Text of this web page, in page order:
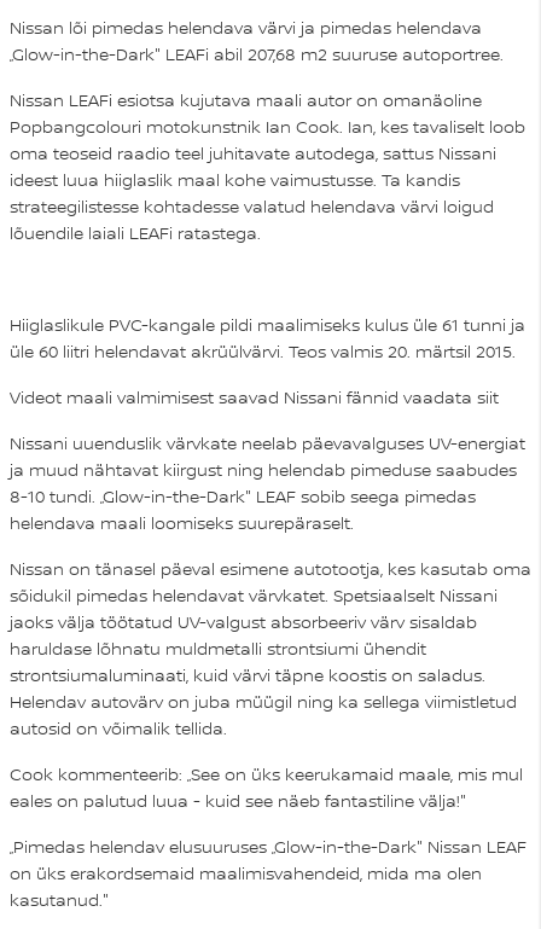
Nissan lõi pimedas helendava värvi ja pimedas helendava
„Glow-in-the-Dark" LEAFi abil 207,68 m2 suuruse autoportree.
Nissan LEAFi esiotsa kujutava maali autor on omanäoline
Popbangcolouri motokunstnik Ian Cook. Ian, kes tavaliselt loob
oma teoseid raadio teel juhitavate autodega, sattus Nissani
ideest luua hiiglaslik maal kohe vaimustusse. Ta kandis
strateegilistesse kohtadesse valatud helendava värvi loigud
lõuendile laiali LEAFi ratastega.
Hiiglaslikule PVC-kangale pildi maalimiseks kulus üle 61 tunni ja
üle 60 liitri helendavat akrüülvärvi. Teos valmis 20. märtsil 2015.
Videot maali valmimisest saavad Nissani fännid vaadata siit
Nissani uuenduslik värvkate neelab päevavalguses UV-energiat
ja muud nähtavat kiirgust ning helendab pimeduse saabudes
8-10 tundi. „Glow-in-the-Dark" LEAF sobib seega pimedas
helendava maali loomiseks suurepäraselt.
Nissan on tänasel päeval esimene autotootja, kes kasutab oma
sõidukil pimedas helendavat värvkatet. Spetsiaalselt Nissani
jaoks välja töötatud UV-valgust absorbeeriv värv sisaldab
haruldase lõhnatu muldmetalli strontsiumi ühendit
strontsiumaluminaati, kuid värvi täpne koostis on saladus.
Helendav autovärv on juba müügil ning ka sellega viimistletud
autosid on võimalik tellida.
Cook kommenteerib: „See on üks keerukamaid maale, mis mul
eales on palutud luua - kuid see näeb fantastiline välja!"
„Pimedas helendav elusuuruses „Glow-in-the-Dark" Nissan LEAF
on üks erakordsemaid maalimisvahendeid, mida ma olen
kasutanud."